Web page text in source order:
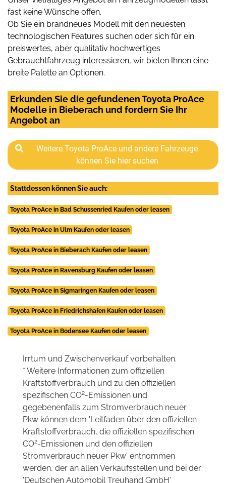
fast keine Wünsche offen.
Ob Sie ein brandneues Modell mit den neuesten
technologischen Features suchen oder sich für ein
preiswertes, aber qualitativ hochwertiges
Gebrauchtfahrzeug interessieren, wir bieten Ihnen eine
breite Palette an Optionen.
Erkunden Sie die gefundenen Toyota ProAce
Modelle in Bieberach und fordern Sie Ihr
Angebot an
Weitere Toyota ProAce und andere Fahrzeuge
können Sie hier suchen
Stattdessen können Sie auch:
Toyota ProAce in Bad Schussenried Kaufen oder leasen
Toyota ProAce in Ulm Kaufen oder leasen
Toyota ProAce in Bieberach Kaufen oder leasen
Toyota ProAce in Ravensburg Kaufen oder leasen
Toyota ProAce in Sigmaringen Kaufen oder leasen
Toyota ProAce in Friedrichshafen Kaufen oder leasen
Toyota ProAce in Bodensee Kaufen oder leasen
Irrtum und Zwischenverkauf vorbehalten.
* Weitere Informationen zum offiziellen
Kraftstoffverbrauch und zu den offiziellen
spezifischen CO2-Emissionen und
gegebenenfalls zum Stromverbrauch neuer
Pkw können dem 'Leitfaden über den offiziellen
Kraftstoffverbrauch, die offiziellen spezifischen
CO2-Emissionen und den offiziellen
Stromverbrauch neuer Pkw' entnommen
werden, der an allen Verkaufsstellen und bei der
'Deutschen Automobil Treuhand GmbH'